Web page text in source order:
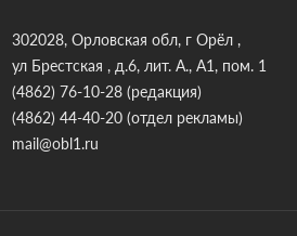
302028, Орловская обл, г Орёл ,
ул Брестская , д.6, лит. А., А1, пом. 1
(4862) 76-10-28(редакция)
(4862) 44-40-20(отдел рекламы)
mail@obl1.ru